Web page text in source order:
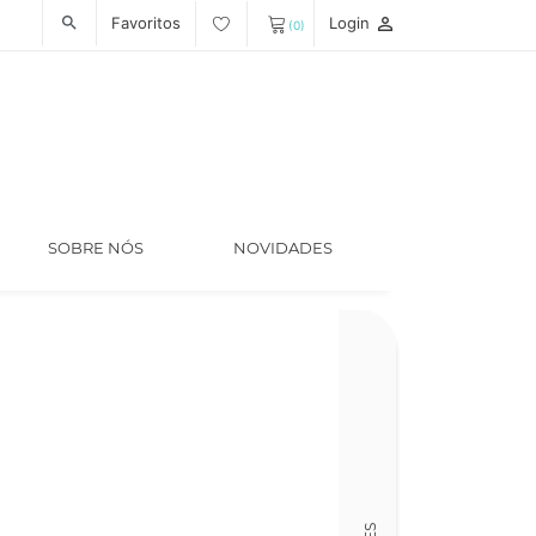
search Favoritos (0) Login person_outline
SOBRE NÓS NOVIDADES